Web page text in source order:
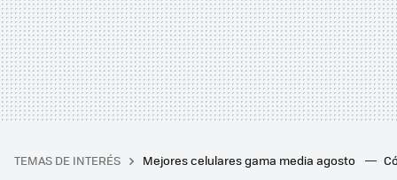
TEMAS DE INTERÉS Mejores celulares gama media agosto